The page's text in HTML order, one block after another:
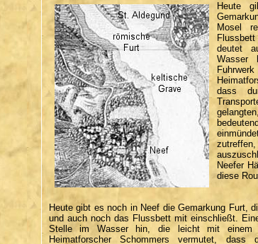
Heute
Mosel
deutet
Wasser
dass
Neefer
diese
Heute gibt es noch in Neef die Gemarkung Furt,
und auch noch das Flussbett mit einschließt.
Stelle im Wasser hin, die leicht mit einem
Heimatforscher Schommers vermutet,